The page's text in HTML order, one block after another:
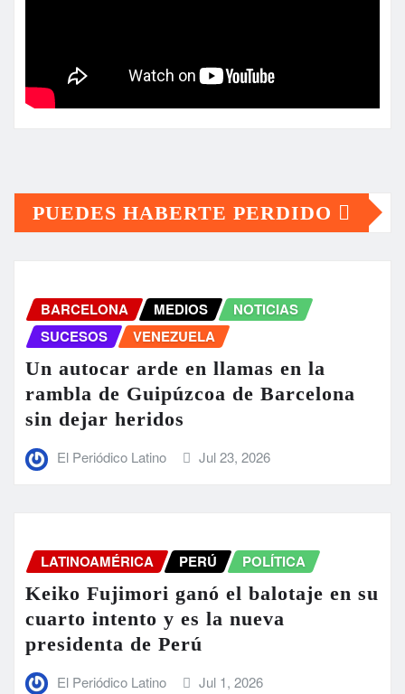
PUEDES HABERTE PERDIDO
BARCELONA MEDIOS
NOTICIAS
SUCESOS
VENEZUELA
Un autocar arde en llamas en la
rambla de Guipúzcoa de Barcelona
sin dejar heridos
El Periódico Latino Jul 23, 2026
LATINOAMÉRICA PERÚ POLÍTICA
Keiko Fujimori ganó el balotaje en su
cuarto intento y es la nueva
presidenta de Perú
El Periódico Latino Jul 1, 2026